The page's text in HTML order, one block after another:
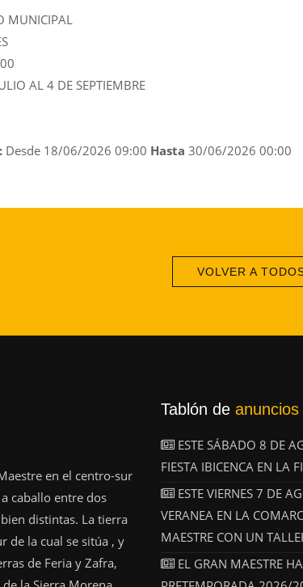
MUNICIPAL
AL 4 DE SEPTIEMBRE
Desde 18/06/2026 09:00 Hasta 30/06/2026 00:00
VOLVER A
en el centro-sur
caballo entre dos
distintas. La tierra
de la cual se sitúa , y
de Feria y Zafra,
Tablón de anuncios
ESTE SÁBADO 8 DE
FIESTA IBICENCA EN LA
ESTE VIERNES 7 DE
VERANEA EN LA
MAESTRE CON UN
EL GRAN MAESTRE